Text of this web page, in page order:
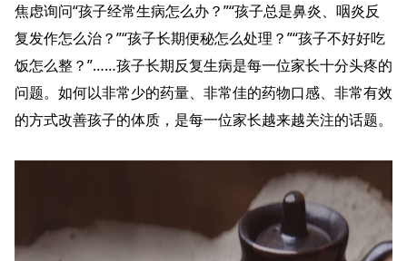
焦虑询问“孩子经常生病怎么办？”“孩子总是鼻炎、咽炎反
复发作怎么治？”“孩子长期便秘怎么处理？”“孩子不好好吃
饭怎么整？”……孩子长期反复生病是每一位家长十分头疼的
问题。如何以非常少的药量、非常佳的药物口感、非常有效
的方式改善孩子的体质，是每一位家长越来越关注的话题。